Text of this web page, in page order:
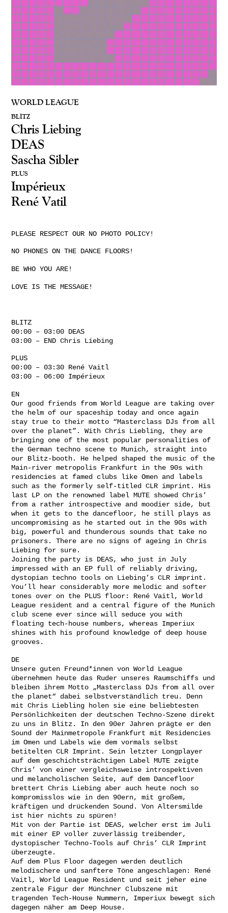
WORLD LEAGUE
BLITZ
Chris Liebing
DEAS
Sascha Sibler
PLUS
Impérieux
René Vatil
PLEASE RESPECT OUR NO PHOTO POLICY!
NO PHONES ON THE DANCE FLOORS!
BE WHO YOU ARE!
LOVE IS THE MESSAGE!
BLITZ
00:00 – 03:00 DEAS
03:00 – END Chris Liebing
PLUS
00:00 – 03:30 René Vaitl
03:00 – 06:00 Impérieux
EN
Our good friends from World League are taking over
the helm of our spaceship today and once again
stay true to their motto “Masterclass DJs from all
over the planet”. With Chris Liebling, they are
bringing one of the most popular personalities of
the German techno scene to Munich, straight into
our Blitz-booth. He helped shaped the music of the
Main-river metropolis Frankfurt in the 90s with
residencies at famed clubs like Omen and labels
such as the formerly self-titled CLR imprint. His
last LP on the renowned label MUTE showed Chris’
from a rather introspective and moodier side, but
when it gets to the dancefloor, he still plays as
uncompromising as he started out in the 90s with
big, powerful and thunderous sounds that take no
prisoners. There are no signs of ageing in Chris
Liebing for sure.
Joining the party is DEAS, who just in July
impressed with an EP full of reliably driving,
dystopian techno tools on Liebing’s CLR imprint.
You’ll hear considerably more melodic and softer
tones over on the PLUS floor: René Vaitl, World
League resident and a central figure of the Munich
club scene ever since will seduce you with
floating tech-house numbers, whereas Imperiux
shines with his profound knowledge of deep house
grooves.
DE
Unsere guten Freund*innen von World League
übernehmen heute das Ruder unseres Raumschiffs und
bleiben ihrem Motto „Masterclass DJs from all over
the planet“ dabei selbstverständlich treu. Denn
mit Chris Liebling holen sie eine beliebtesten
Persönlichkeiten der deutschen Techno-Szene direkt
zu uns in Blitz. In den 90er Jahren prägte er den
Sound der Mainmetropole Frankfurt mit Residencies
im Omen und Labels wie dem vormals selbst
betitelten CLR Imprint. Sein letzter Longplayer
auf dem geschichtsträchtigen Label MUTE zeigte
Chris’ von einer vergleichsweise introspektiven
und melancholischen Seite, auf dem Dancefloor
brettert Chris Liebing aber auch heute noch so
kompromisslos wie in den 90ern, mit großem,
kräftigen und drückenden Sound. Von Altersmilde
ist hier nichts zu spüren!
Mit von der Partie ist DEAS, welcher erst im Juli
mit einer EP voller zuverlässig treibender,
dystopischer Techno-Tools auf Chris’ CLR Imprint
überzeugte.
Auf dem Plus Floor dagegen werden deutlich
melodischere und sanftere Töne angeschlagen: René
Vaitl, World League Resident und seit jeher eine
zentrale Figur der Münchner Clubszene mit
tragenden Tech-House Nummern, Imperiux bewegt sich
dagegen näher am Deep House.